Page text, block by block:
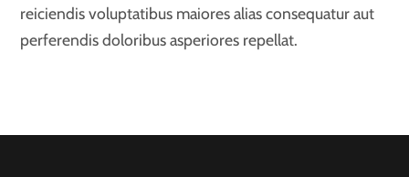
reiciendis voluptatibus maiores alias consequatur aut
perferendis doloribus asperiores repellat.